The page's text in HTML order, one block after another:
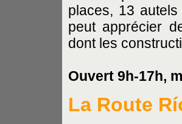
places, 13
peut apprécier
dont les
Ouvert 9h-17h,
La Route